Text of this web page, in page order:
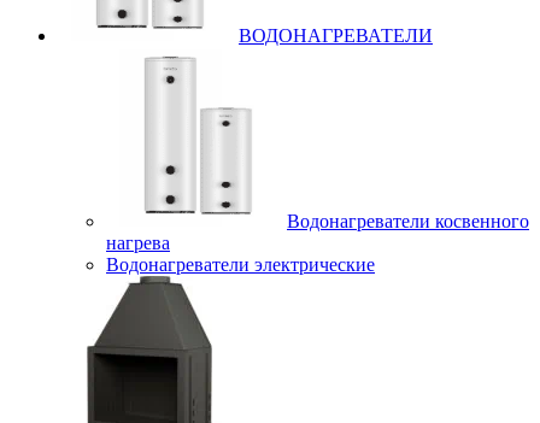
ВОДОНАГРЕВАТЕЛИ
Водонагреватели косвенного
нагрева
Водонагреватели электрические